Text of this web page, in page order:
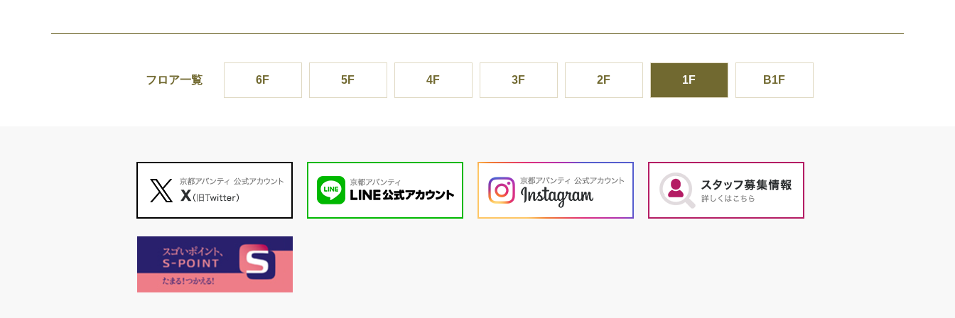
フロア一覧 6F 5F 4F 3F 2F 1F B1F